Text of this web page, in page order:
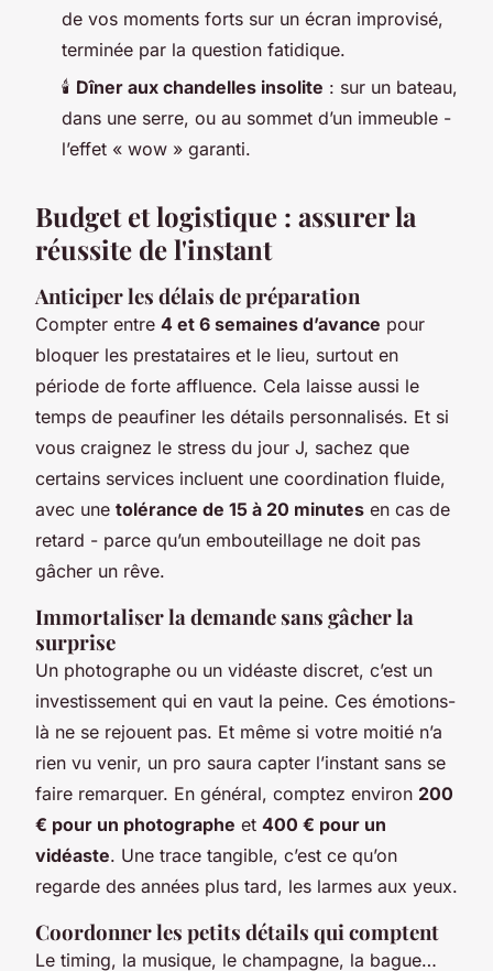
de vos moments forts sur un écran improvisé,
terminée par la question fatidique.
🕯️ Dîner aux chandelles insolite : sur un bateau,
dans une serre, ou au sommet d’un immeuble -
l’effet « wow » garanti.
Budget et logistique : assurer la
réussite de l'instant
Anticiper les délais de préparation
Compter entre 4 et 6 semaines d’avance pour
bloquer les prestataires et le lieu, surtout en
période de forte affluence. Cela laisse aussi le
temps de peaufiner les détails personnalisés. Et si
vous craignez le stress du jour J, sachez que
certains services incluent une coordination fluide,
avec une tolérance de 15 à 20 minutes en cas de
retard - parce qu’un embouteillage ne doit pas
gâcher un rêve.
Immortaliser la demande sans gâcher la
surprise
Un photographe ou un vidéaste discret, c’est un
investissement qui en vaut la peine. Ces émotions-
là ne se rejouent pas. Et même si votre moitié n’a
rien vu venir, un pro saura capter l’instant sans se
faire remarquer. En général, comptez environ 200
€ pour un photographe et 400 € pour un
vidéaste. Une trace tangible, c’est ce qu’on
regarde des années plus tard, les larmes aux yeux.
Coordonner les petits détails qui comptent
Le timing, la musique, le champagne, la bague…